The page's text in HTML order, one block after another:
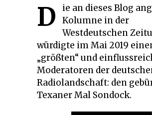
D
ie an dieses Blog
Kolumne in der
Westdeutschen
würdigte im Mai 2019
„größten“ und
Moderatoren der
Radiolandschaft: den
Texaner Mal Sondock.